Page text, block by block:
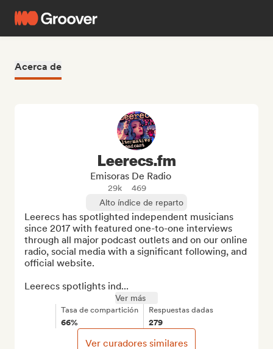
Acerca de
Leerecs.fm
Emisoras De Radio
29k
469
Alto índice de reparto
Leerecs has spotlighted independent musicians
since 2017 with featured one-to-one interviews
through all major podcast outlets and on our online
radio, social media with a significant following, and
official website.
Leerecs spotlights ind...
Ver más
Tasa de compartición
66%
Respuestas dadas
279
Ver curadores similares